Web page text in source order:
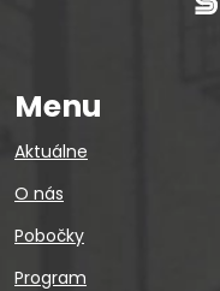
Menu
Aktuálne
O nás
Pobočky
Program